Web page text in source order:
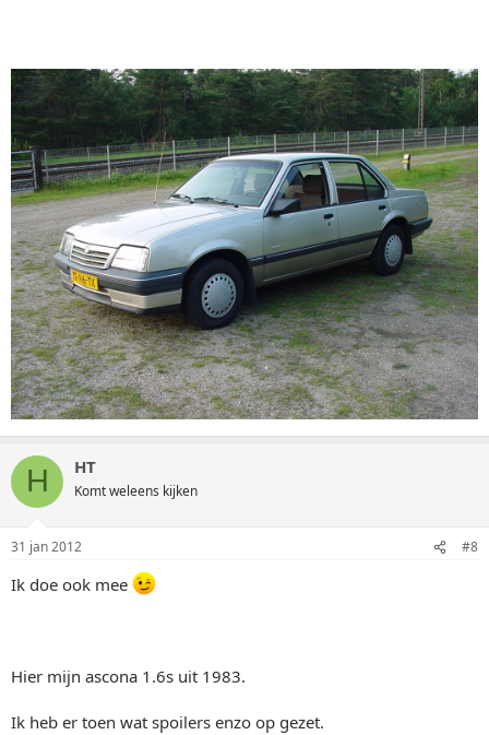
H HT
Komt weleens kijken
31 jan 2012 #8
Ik doe ook mee
Hier mijn ascona 1.6s uit 1983.
Ik heb er toen wat spoilers enzo op gezet.